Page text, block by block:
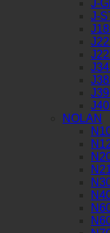
J-
J-
NOLAN